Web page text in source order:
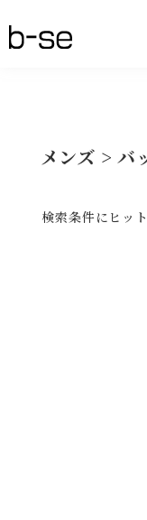
メンズ > バ
検索条件にヒッ